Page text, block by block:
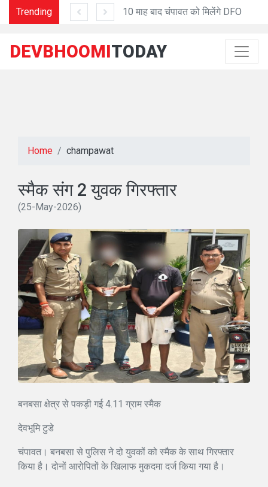
Trending
सेंटर संचालन की कवायद शुरू 10 माह बाद चंपावत को मिलेंगे DFO
DEVBHOOMITODAY
Home champawat
स्मैक संग 2 युवक गिरफ्तार
(25-May-2026)
बनबसा क्षेत्र से पकड़ी गई 4.11 ग्राम स्मैक
देवभूमि टुडे
चंपावत। बनबसा से पुलिस ने दो युवकों को स्मैक के साथ गिरफ्तार
किया है। दोनों आरोपितों के खिलाफ मुकदमा दर्ज किया गया है।